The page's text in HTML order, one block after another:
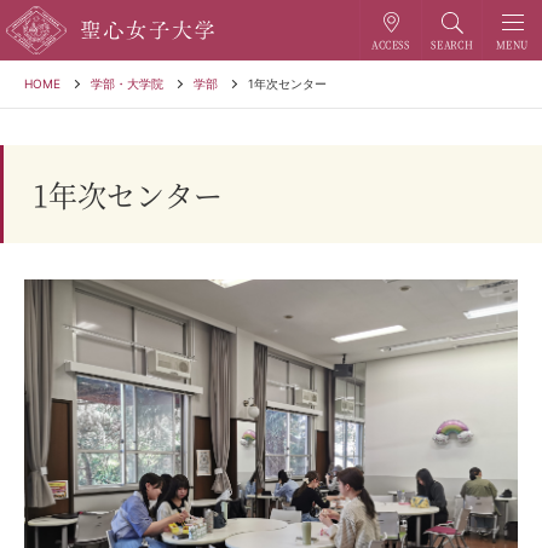
HOME 学部・大学院 学部 1年次センター
1年次センター